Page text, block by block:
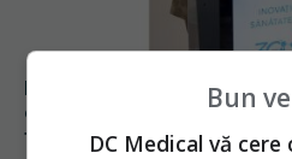
Pacienții români, blocați la
administrativ. Cât mai
tratamentele inovatoare
Europa
Bun
DC Medical vă